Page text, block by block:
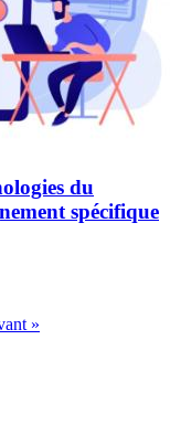
du
spécifique
»